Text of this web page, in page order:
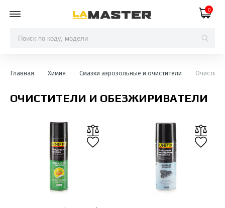
0
Главная Химия Смазки аэрозольные и очистители
ОЧИСТИТЕЛИ И ОБЕЗЖИРИВАТЕЛИ